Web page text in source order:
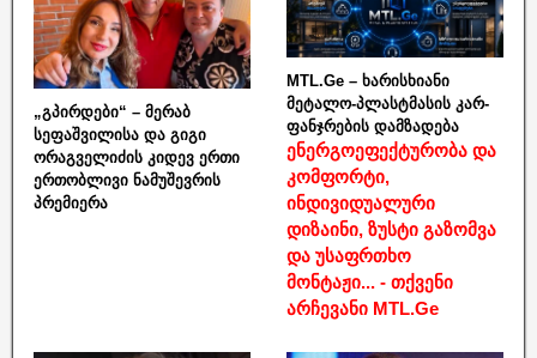
„გპირდები“ – მერაბ
სეფაშვილისა და გიგი
ორაგველიძის კიდევ ერთი
ერთობლივი ნამუშევრის
პრემიერა
MTL.Ge – ხარისხიანი
მეტალო-პლასტმასის კარ-
ფანჯრების დამზადება
ენერგოეფექტურობა და
კომფორტი,
ინდივიდუალური
დიზაინი, ზუსტი გაზომვა
და უსაფრთხო
მონტაჟი... - თქვენი
არჩევანი MTL.Ge